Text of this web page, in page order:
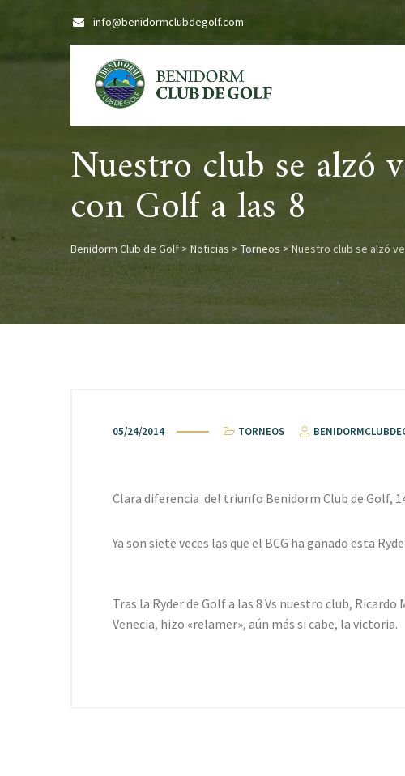
info@benidormclubdegolf.com
Nuestro club se alzó
con Golf a las 8
Benidorm Club de Golf > Noticias > Torneos >Nuestro club se alzó
05/24/2014 TORNEOS
Clara diferencia del triunfo Benidorm Club de Golf,
Ya son siete veces las que el BCG ha ganado esta
Tras la Ryder de Golf a las 8 Vs nuestro club,
Venecia, hizo «relamer», aún más si cabe, la victoria.